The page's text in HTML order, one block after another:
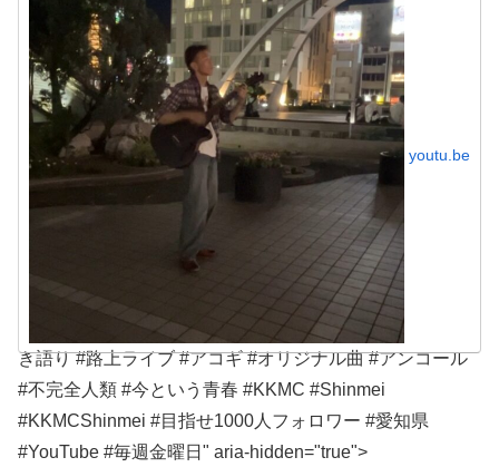
youtu.be
き語り #路上ライブ #アコギ #オリジナル曲 #アンコール
#不完全人類 #今という青春 #KKMC #Shinmei
#KKMCShinmei #目指せ1000人フォロワー #愛知県
#YouTube #毎週金曜日" aria-hidden="true">